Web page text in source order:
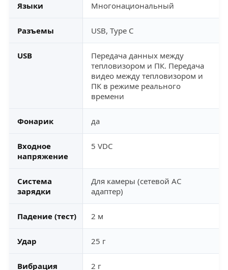
Языки Многонациональный
Разъемы USB, Type С
USB
Передача данных между
тепловизором и ПК. Передача
видео между тепловизором и
ПК в режиме реального
времени
Фонарик да
Входное
напряжение
5 VDC
Система
зарядки
Для камеры (сетевой АС
адаптер)
Падение (тест) 2 м
Удар 25 г
Вибрация 2 г